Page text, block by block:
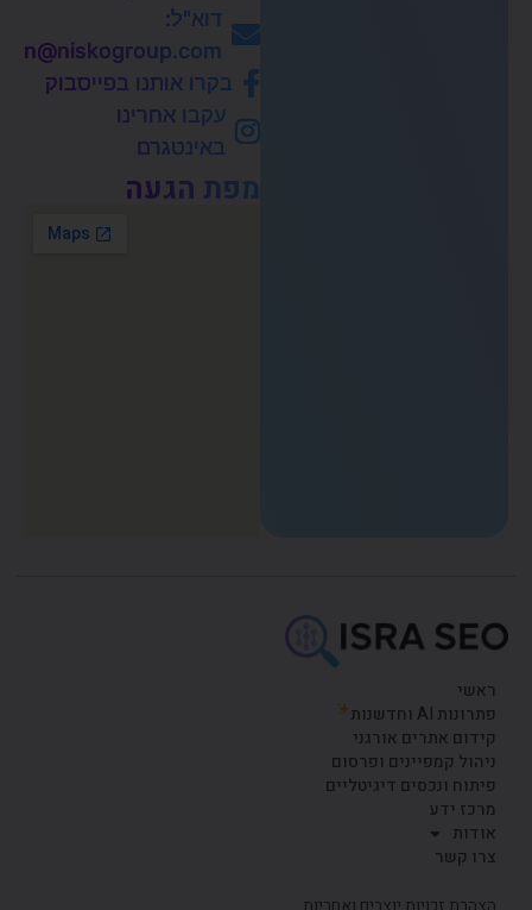
דוא"ל:
aircon@niskogroup.com
בקרו אותנו בפייסבוק
עקבו אחרינו
באינטגרם
מפת הגעה
ראשי
פתרונות AI וחדשנות
קידום אתרים אורגני
ניהול קמפיינים ופרסום
פיתוח ונכסים דיגיטליים
מרכז ידע
אודות
צרו קשר